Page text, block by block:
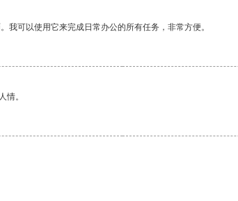
我可以使用它来完成日常办公的所有任务，非常方便。
情。